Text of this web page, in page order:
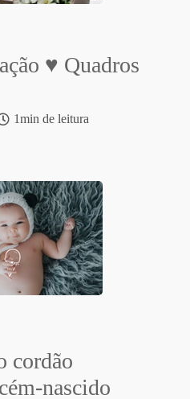
♥ Quadros
1min de leitura
cordão
nascido